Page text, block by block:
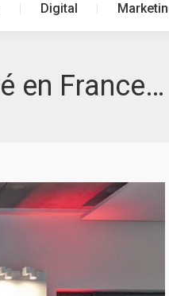
Digital
en France…